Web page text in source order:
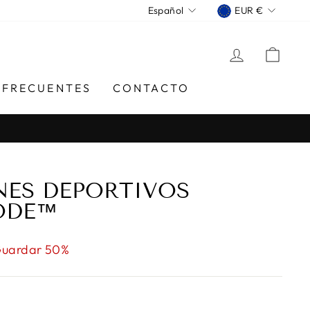
IDIOMA
Español EUR €
CONTACTO
DEPORTIVOS
50%